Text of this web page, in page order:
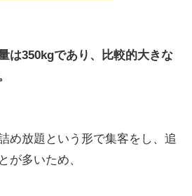
は350kgであり、比較的大きな
め放題という形で集客をし、追
が多いため、